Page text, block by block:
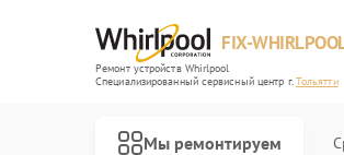
FIX-
Ремонт устройств Whirlpool
Специализированный cервисный центр г.Тольятти
Мы ремонтируем